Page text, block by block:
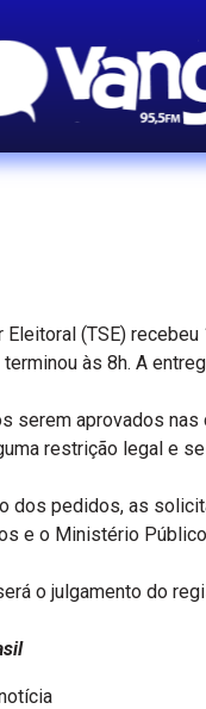
Eleitoral (TSE)
às 8h. A
serem aprovados
restrição legal e
dos pedidos, as
e o Ministério
o julgamento do